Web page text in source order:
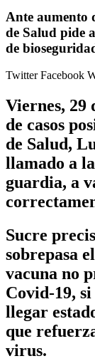
Ante aumento
de Salud pide
de
TwitterFacebook
Viernes, 29
de casos
de Salud,
llamado a
guardia, a
Sucre
sobrepasa
vacuna no
Covid-19,
llegar
que
virus.